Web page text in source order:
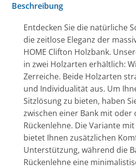
Beschreibung
Entdecken Sie die natürliche
die zeitlose Eleganz der
HOME Clifton Holzbank.
in zwei Holzarten erhältlich:
Zerreiche. Beide Holzarten
und Individualität aus. Um
Sitzlösung zu bieten, haben
zwischen einer Bank mit oder
Rückenlehne. Die Variante
bietet Ihnen zusätzlichen
Unterstützung, während die
Rückenlehne eine